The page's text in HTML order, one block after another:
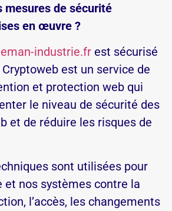
mesures de sécurité
en œuvre ?
industrie.frest sécurisé
est un service de
et protection web qui
le niveau de sécurité des
et de réduire les risques de
sont utilisées pour
et nos systèmes contre la
l’accès, les changements